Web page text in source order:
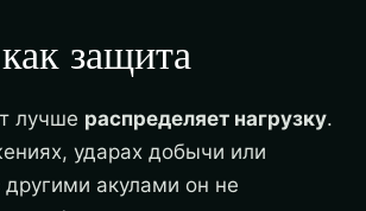
защита
лучше распределяет нагрузку.
ударах добычи или
другими акулами он не